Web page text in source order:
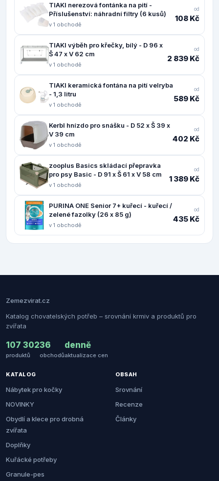
TIAKI nerezová fontánka na pití -
Příslušenství: náhradní filtry (6 kusů)
v 1 obchodě
od
108 Kč
TIAKI výběh pro křečky, bílý - D 96 x
Š 47 x V 62 cm
v 1 obchodě
od
2 839 Kč
TIAKI keramická fontána na pití velryba
- 1,3 litru
v 1 obchodě
od
589 Kč
Kerbl hnízdo pro snášku - D 52 x Š 39 x
V 39 cm
v 1 obchodě
od
402 Kč
zooplus Basics skládací přepravka
pro psy Basic - D 91 x Š 61 x V 58 cm
v 1 obchodě
od
1 389 Kč
PURINA ONE Senior 7+ kuřecí - kuřecí /
zelené fazolky (26 x 85 g)
v 1 obchodě
od
435 Kč
Zemezvirat.cz
Katalog chovatelských potřeb – srovnání krmiv a produktů pro
zvířata
107 302
produktů
36
obchodů
denně
aktualizace cen
KATALOG
Nábytek pro kočky
NOVINKY
Obydlí a klece pro drobná
zvířata
Doplňky
Kuřácké potřeby
Granule-pes
OBSAH
Srovnání
Recenze
Články